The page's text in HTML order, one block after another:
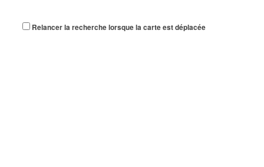
Relancer la recherche lorsque la carte est déplacée